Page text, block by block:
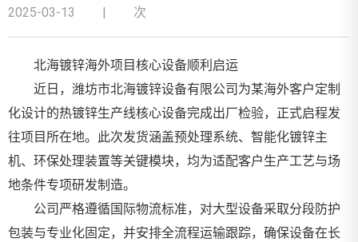
2025-03-13 次
北海镀锌海外项目核心设备顺利启运
近日，潍坊市北海镀锌设备有限公司为某海外客户定制
化设计的热镀锌生产线核心设备完成出厂检验，正式启程发
往项目所在地。此次发货涵盖预处理系统、智能化镀锌主
机、环保处理装置等关键模块，均为适配客户生产工艺与场
地条件专项研发制造。
公司严格遵循国际物流标准，对大型设备采取分段防护
包装与专业化固定，并安排全流程运输跟踪，确保设备在长